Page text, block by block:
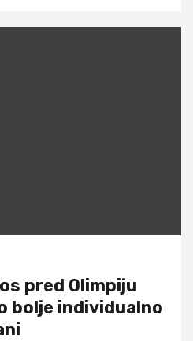
pred Olimpiju
bolje individualno